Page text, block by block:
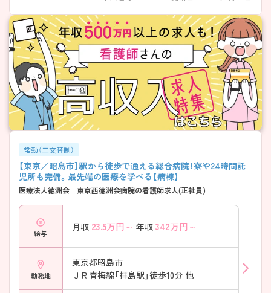
常勤（二交替制）
【東京／昭島市】駅から徒歩で通える総合病院！寮や24時間託
児所も完備。最先端の医療を学べる【病棟】
医療法人徳洲会 東京西徳洲会病院の看護師求人(正社員)
給与
月収 23.5万円～ 年収 342万円～
勤務地
東京都昭島市
ＪＲ青梅線「拝島駅」徒歩10分 他